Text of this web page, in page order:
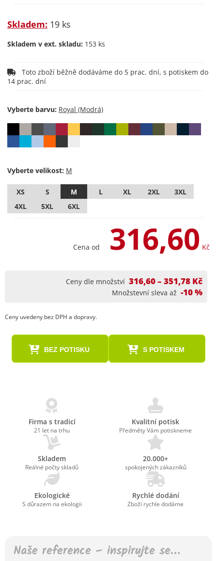
Skladem: 19 ks
Skladem v ext. skladu: 153 ks
14 prac. dní
Vyberte barvu:
Vyberte velikost:
XS S M L XL 2XL
3XL
4XL
5XL 6XL
Cena od 316,60 Kč
Ceny dle množství 316,60 – 351,78 Kč
Množstevní sleva až -10 %
Ceny uvedeny bez DPH a dopravy.
BEZ POTISKU S POTISKEM
Firma s tradicí
21 let na trhu
Kvalitní potisk
Předměty Vám potiskneme
Skladem
Reálné počty skladů
20.000+
spokojených zákazníků
Ekologické
S důrazem na ekologii
Rychlé dodání
Zboží rychle dodáme
Naše reference – inspirujte se…